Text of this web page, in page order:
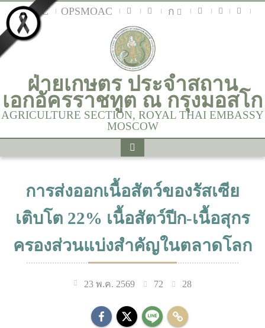
MOAC OPSMOAC ก
ฝ่ายเกษตร ประจำสถาน
เอกอัครราชทูต ณ กรุงมอสโก
AGRICULTURE SECTION, ROYAL THAI EMBASSY
MOSCOW
การส่งออกเนื้อสัตว์ของรัสเซีย
เติบโต 22% เนื้อสัตว์ปีก-เนื้อสุกร
ครองส่วนแบ่งสำคัญในตลาดโลก
23 พ.ค. 2569 72 28